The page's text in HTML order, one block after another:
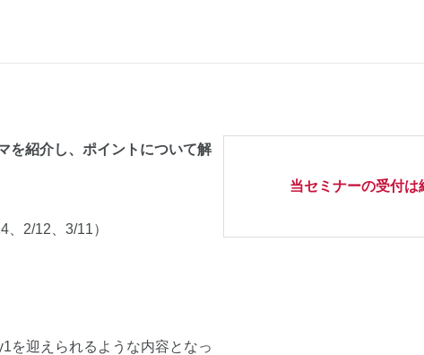
を紹介し、ポイントについて解
2/12、3/11）
を迎えられるような内容となっ
当セミナーの受付は